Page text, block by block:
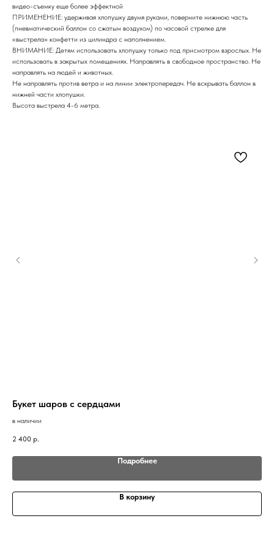
видео-съемку еще более эффектной
ПРИМЕНЕНИЕ: удерживая хлопушку двумя руками, поверните нижнюю часть
(пневматический баллон со сжатым воздухом) по часовой стрелке для
«выстрела» конфетти из цилиндра с наполнением.
ВНИМАНИЕ: Детям использовать хлопушку только под присмотром взрослых. Не
использовать в закрытых помещениях. Направлять в свободное пространство. Не
направлять на людей и животных.
Не направлять против ветра и на линии электропередач. Не вскрывать баллон в
нижней части хлопушки.
Высота выстрела 4-6 метра.
Букет шаров с сердцами
в наличии
2 400 р.
Подробнее
В корзину